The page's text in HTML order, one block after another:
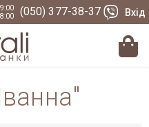
(050) 377-38-37 Вхід